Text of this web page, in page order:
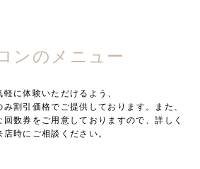
ンのメニュー
軽に体験いただけるよう、
割引価格でご提供しております。また、
回数券をご用意しておりますので、詳しく
店時にご相談ください。